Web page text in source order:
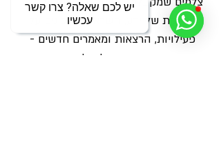
יש לכם שאלה? צרו קשר
עכשיו
פעילויות, הרצאות ומאמרים חדשים -
ישירות למייל